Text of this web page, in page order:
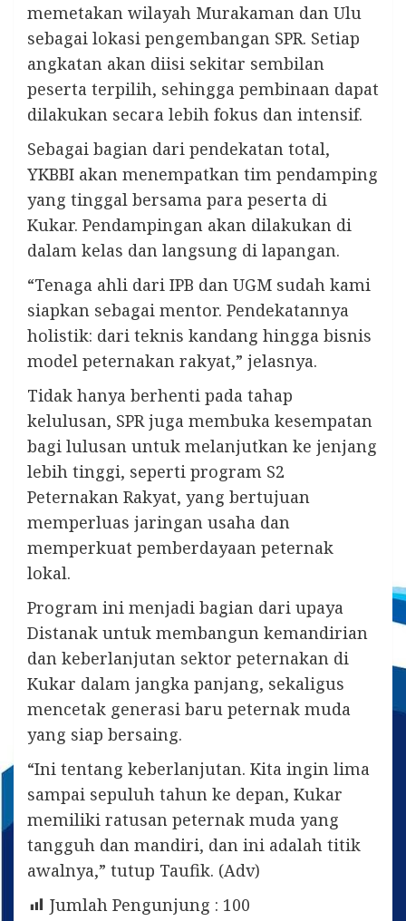
memetakan wilayah Murakaman dan Ulu
sebagai lokasi pengembangan SPR. Setiap
angkatan akan diisi sekitar sembilan
peserta terpilih, sehingga pembinaan dapat
dilakukan secara lebih fokus dan intensif.
Sebagai bagian dari pendekatan total,
YKBBI akan menempatkan tim pendamping
yang tinggal bersama para peserta di
Kukar. Pendampingan akan dilakukan di
dalam kelas dan langsung di lapangan.
“Tenaga ahli dari IPB dan UGM sudah kami
siapkan sebagai mentor. Pendekatannya
holistik: dari teknis kandang hingga bisnis
model peternakan rakyat,” jelasnya.
Tidak hanya berhenti pada tahap
kelulusan, SPR juga membuka kesempatan
bagi lulusan untuk melanjutkan ke jenjang
lebih tinggi, seperti program S2
Peternakan Rakyat, yang bertujuan
memperluas jaringan usaha dan
memperkuat pemberdayaan peternak
lokal.
Program ini menjadi bagian dari upaya
Distanak untuk membangun kemandirian
dan keberlanjutan sektor peternakan di
Kukar dalam jangka panjang, sekaligus
mencetak generasi baru peternak muda
yang siap bersaing.
“Ini tentang keberlanjutan. Kita ingin lima
sampai sepuluh tahun ke depan, Kukar
memiliki ratusan peternak muda yang
tangguh dan mandiri, dan ini adalah titik
awalnya,” tutup Taufik. (Adv)
Jumlah Pengunjung : 100